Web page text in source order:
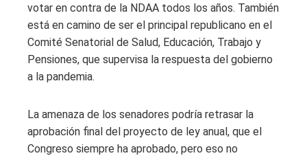
votar en contra de la NDAA todos los años. También
está en camino de ser el principal republicano en el
Comité Senatorial de Salud, Educación, Trabajo y
Pensiones, que supervisa la respuesta del gobierno
a la pandemia.
La amenaza de los senadores podría retrasar la
aprobación final del proyecto de ley anual, que el
Congreso siempre ha aprobado, pero eso no